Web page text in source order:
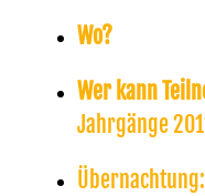
Wo?
Wer kann
Jahrgänge
Übernachtung: